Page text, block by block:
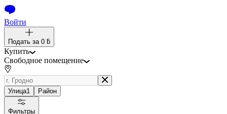
Войти
Подать за 0 ƃ
Купить
Свободное помещение
Улица1 Район
Фильтры